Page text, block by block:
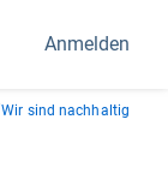
Anmelden
Wir sind nachhaltig